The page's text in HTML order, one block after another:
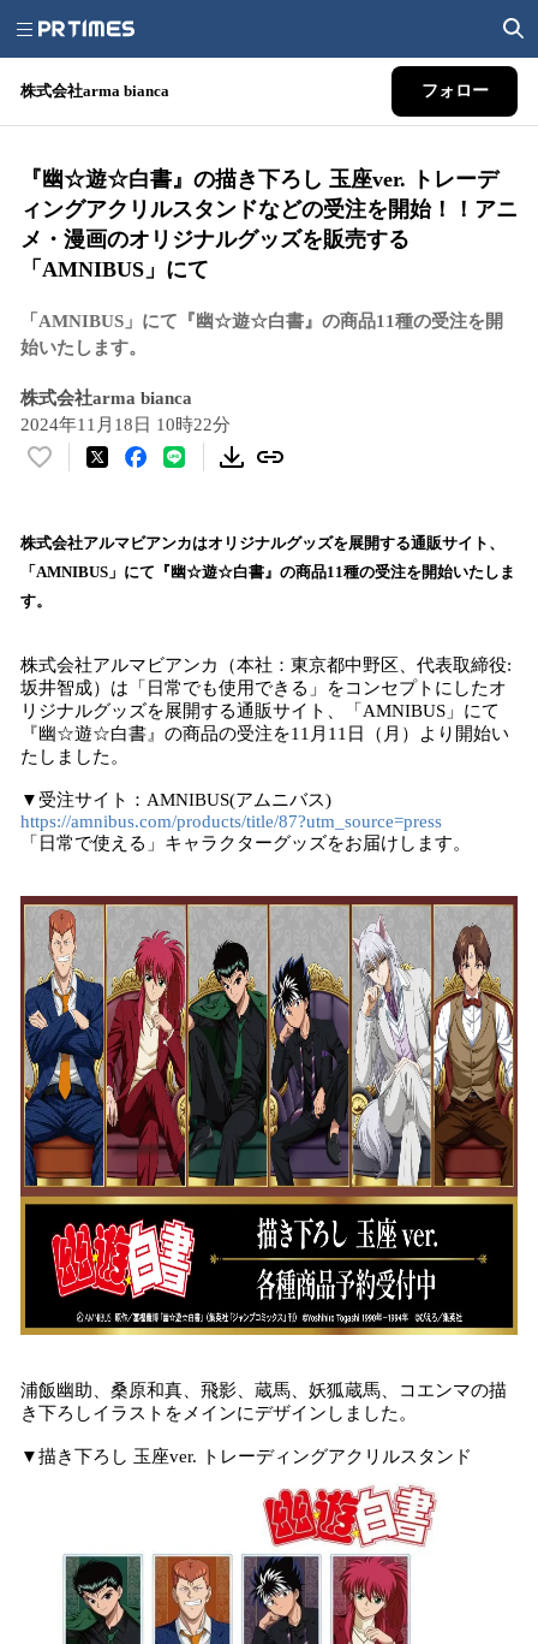
株式会社arma bianca フォロー
『幽☆遊☆白書』の描き下ろし 玉座ver. トレーデ
ィングアクリルスタンドなどの受注を開始！！アニ
メ・漫画のオリジナルグッズを販売する
「AMNIBUS」にて
「AMNIBUS」にて『幽☆遊☆白書』の商品11種の受注を開
始いたします。
株式会社arma bianca
2024年11月18日 10時22分
い
！
数
込
み
中
で
す
株式会社アルマビアンカはオリジナルグッズを展開する通販サイト、
「AMNIBUS」にて『幽☆遊☆白書』の商品11種の受注を開始いたしま
す。
株式会社アルマビアンカ（本社：東京都中野区、代表取締役:
坂井智成）は「日常でも使用できる」をコンセプトにしたオ
リジナルグッズを展開する通販サイト、「AMNIBUS」にて
『幽☆遊☆白書』の商品の受注を11月11日（月）より開始い
たしました。
▼受注サイト：AMNIBUS(アムニバス)
https://amnibus.com/products/title/87?utm_source=press
「日常で使える」キャラクターグッズをお届けします。
浦飯幽助、桑原和真、飛影、蔵馬、妖狐蔵馬、コエンマの描
き下ろしイラストをメインにデザインしました。
▼描き下ろし 玉座ver. トレーディングアクリルスタンド